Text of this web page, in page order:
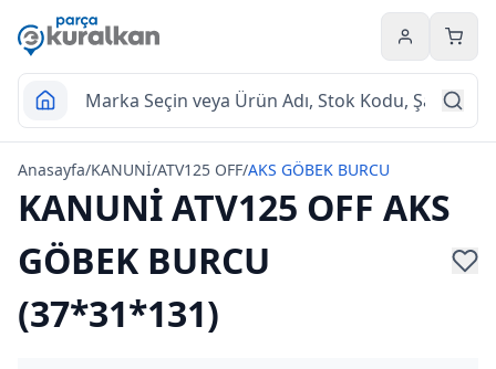
Hesabım
Anasayfa/KANUNİ/ATV125 OFF/AKS GÖBEK BURCU
KANUNİ ATV125 OFF AKS
GÖBEK BURCU
(37*31*131)